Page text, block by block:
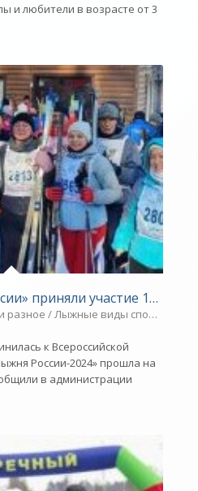
и любители в возрасте от 3
приняли участие 1500
разное / Лыжные виды спорта /
к Всероссийской
России-2024» прошла на
в администрации